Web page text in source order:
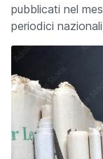
pubblicati nel
periodici